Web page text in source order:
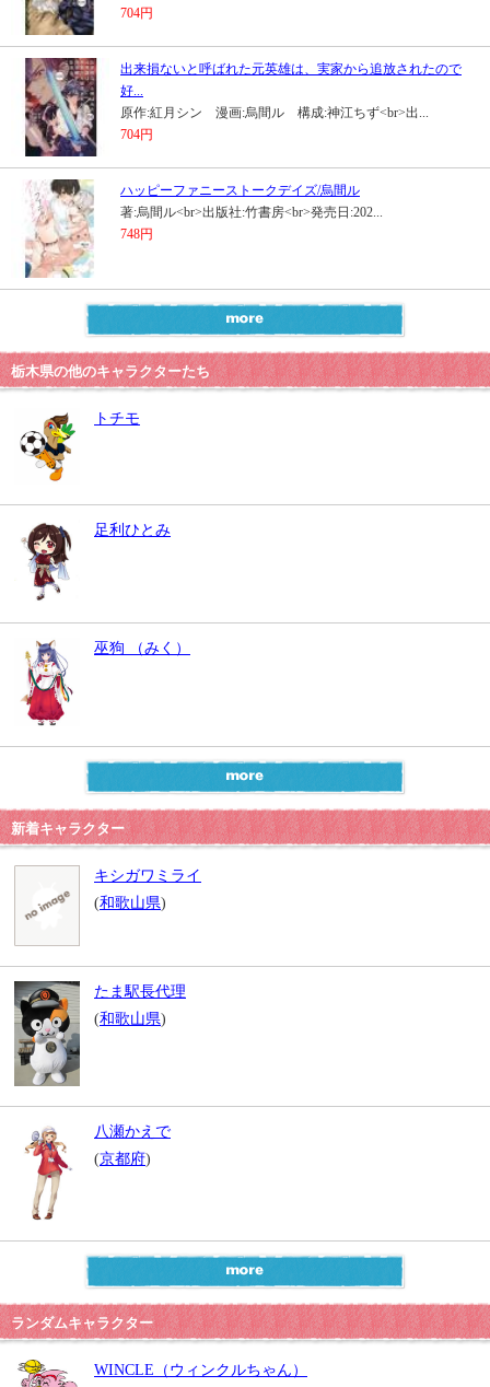
704円
出来損ないと呼ばれた元英雄は、実家から追放されたので
好...
原作:紅月シン 漫画:烏間ル 構成:神江ちず<br>出...
704円
ハッピーファニーストークデイズ/烏間ル
著:烏間ル<br>出版社:竹書房<br>発売日:202...
748円
栃木県の他のキャラクターたち
トチモ
足利ひとみ
巫狗 （みく）
新着キャラクター
キシガワミライ
(和歌山県)
たま駅長代理
(和歌山県)
八瀬かえで
(京都府)
ランダムキャラクター
WINCLE（ウィンクルちゃん）